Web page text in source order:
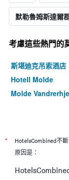
默勒魯姆斯達爾
考慮這些熱門的
斯堪迪克吊索酒店
Hotell Molde
Molde
* HotelsCombined不
原因是：